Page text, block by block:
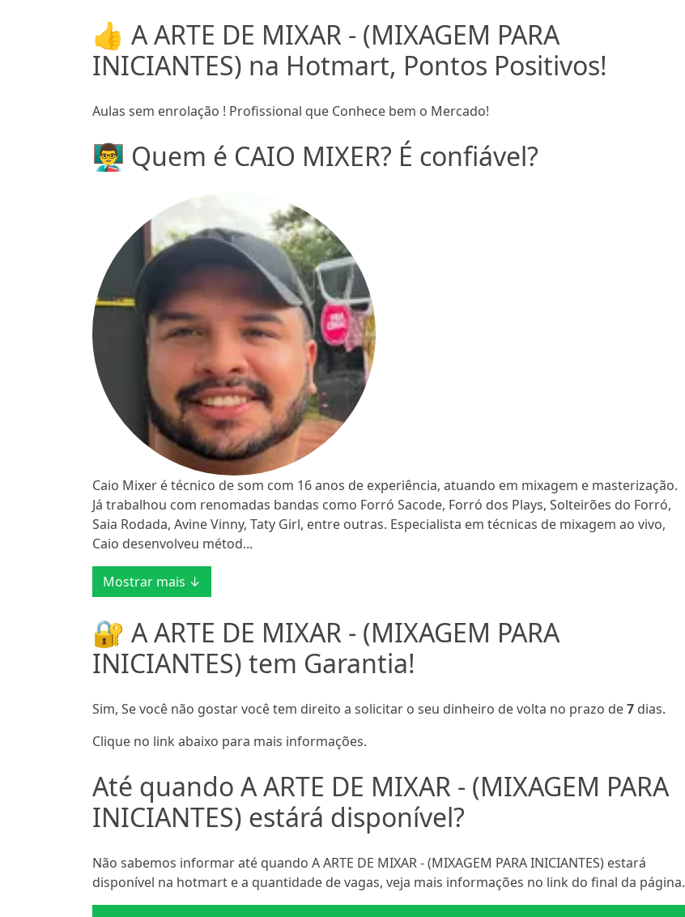
👍 A ARTE DE MIXAR - (MIXAGEM PARA
INICIANTES) na Hotmart, Pontos Positivos!
Aulas sem enrolação ! Profissional que Conhece bem o Mercado!
👨‍🏫 Quem é CAIO MIXER? É confiável?
Caio Mixer é técnico de som com 16 anos de experiência, atuando em mixagem e masterização.
Já trabalhou com renomadas bandas como Forró Sacode, Forró dos Plays, Solteirões do Forró,
Saia Rodada, Avine Vinny, Taty Girl, entre outras. Especialista em técnicas de mixagem ao vivo,
Caio desenvolveu métod...
Mostrar mais ↓
🔐 A ARTE DE MIXAR - (MIXAGEM PARA
INICIANTES) tem Garantia!
Sim, Se você não gostar você tem direito a solicitar o seu dinheiro de volta no prazo de7 dias.
Clique no link abaixo para mais informações.
Até quando A ARTE DE MIXAR - (MIXAGEM PARA
INICIANTES) estárá disponível?
Não sabemos informar até quando A ARTE DE MIXAR - (MIXAGEM PARA INICIANTES) estará
disponível na hotmart e a quantidade de vagas, veja mais informações no link do final da página.